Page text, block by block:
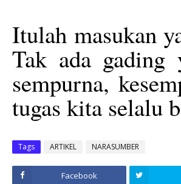
Itulah masukan
Tak ada gading
sempurna,
tugas kita selalu
Tags ARTIKEL NARASUMBER
Facebook